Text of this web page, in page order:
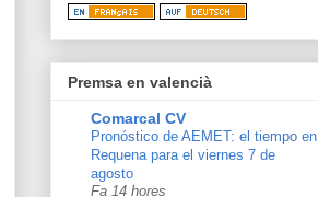
Premsa en valencià
Comarcal CV
Pronóstico de AEMET: el tiempo en
Requena para el viernes 7 de
agosto
Fa 14 hores